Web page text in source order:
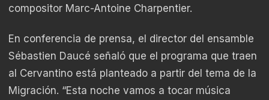
compositor Marc-Antoine Charpentier.
En conferencia de prensa, el director del ensamble
Sébastien Daucé señaló que el programa que traen
al Cervantino está planteado a partir del tema de la
Migración. “Esta noche vamos a tocar música